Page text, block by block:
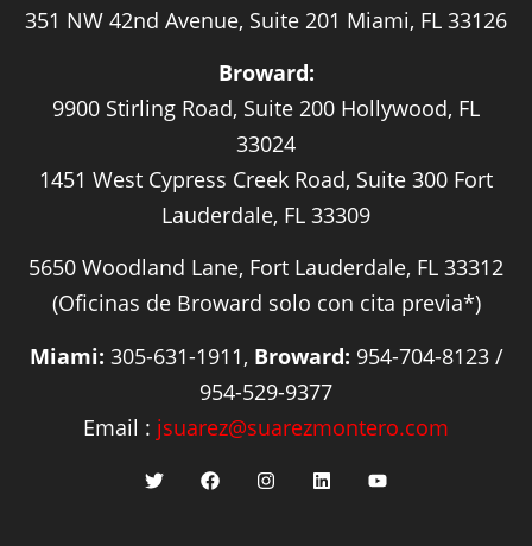
351 NW 42nd Avenue, Suite 201 Miami, FL 33126
Broward:
9900 Stirling Road, Suite 200 Hollywood, FL
33024
1451 West Cypress Creek Road, Suite 300 Fort
Lauderdale, FL 33309
5650 Woodland Lane, Fort Lauderdale, FL 33312
(Oficinas de Broward solo con cita previa*)
Miami: 305-631-1911, Broward: 954-704-8123 /
954-529-9377
Email : jsuarez@suarezmontero.com